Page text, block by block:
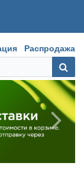
Распродажа